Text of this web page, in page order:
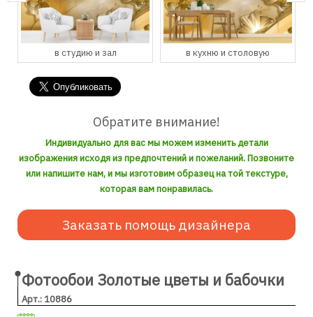
в студию и зал в кухню и столовую
Обратите внимание!
Индивидуально для вас мы можем изменить детали
изображения исходя из предпочтений и пожеланий. Позвоните
или напишите нам, и мы изготовим образец на той текстуре,
которая вам понравилась.
Заказать помощь дизайнера
Фотообои Золотые цветы и бабочки
Арт.: 10886